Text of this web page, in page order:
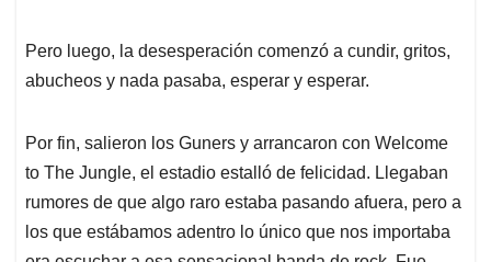
Pero luego, la desesperación comenzó a cundir, gritos,
abucheos y nada pasaba, esperar y esperar.
Por fin, salieron los Guners y arrancaron con Welcome
to The Jungle, el estadio estalló de felicidad. Llegaban
rumores de que algo raro estaba pasando afuera, pero a
los que estábamos adentro lo único que nos importaba